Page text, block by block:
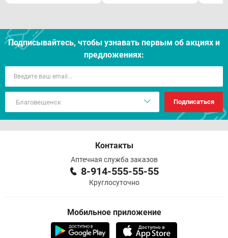
Подписывайтесь, чтобы узнавать первым об акцияx и
предложениях:
Подписаться
Контакты
Аптечная служба заказов
8-914-555-55-55
Круглосуточно
Мобильное приложение